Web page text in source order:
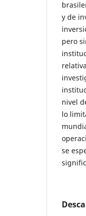
y de
pero
nivel
lo
se